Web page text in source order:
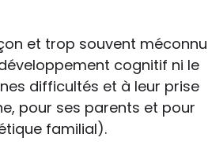
et trop souvent méconnu
cognitif ni le
difficultés et à leur prise
pour ses parents et pour
familial).